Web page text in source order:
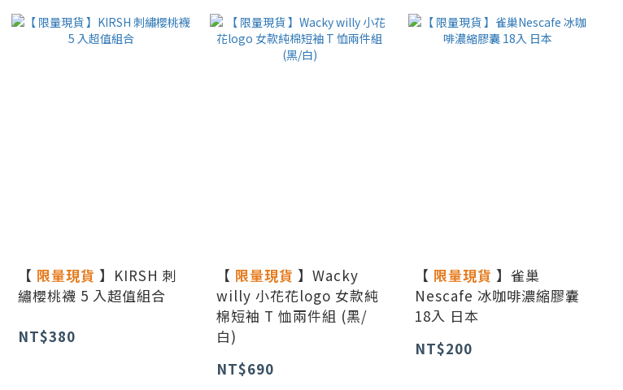
【 限量現貨 】KIRSH 刺
繡櫻桃襪 5 入超值組合
NT$380
【 限量現貨 】Wacky
willy 小花花logo 女款純
棉短袖 T 恤兩件組 (黑/
白)
NT$690
【 限量現貨 】雀巢
Nescafe 冰咖啡濃縮膠囊
18入 日本
NT$200